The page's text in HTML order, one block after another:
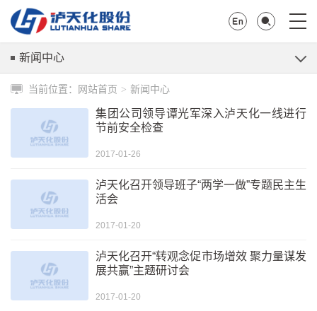
新闻中心
当前位置： 网站首页 > 新闻中心
集团公司领导谭光军深入泸天化一线进行
节前安全检查
2017-01-26
泸天化召开领导班子“两学一做”专题民主生
活会
2017-01-20
泸天化召开“转观念促市场增效 聚力量谋发
展共赢”主题研讨会
2017-01-20